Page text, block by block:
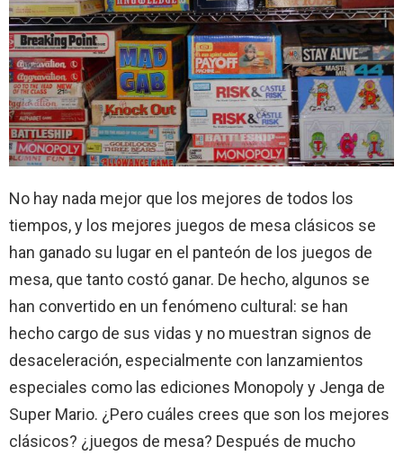
No hay nada mejor que los mejores de todos los
tiempos, y los mejores juegos de mesa clásicos se
han ganado su lugar en el panteón de los juegos de
mesa, que tanto costó ganar. De hecho, algunos se
han convertido en un fenómeno cultural: se han
hecho cargo de sus vidas y no muestran signos de
desaceleración, especialmente con lanzamientos
especiales como las ediciones Monopoly y Jenga de
Super Mario. ¿Pero cuáles crees que son los mejores
clásicos? ¿juegos de mesa? Después de mucho